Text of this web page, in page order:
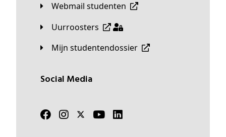
Webmail studenten
Uurroosters
Mijn studentendossier
Social Media